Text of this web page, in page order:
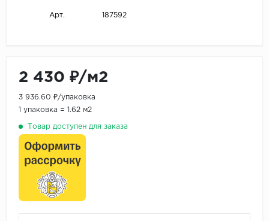
Арт. 187592
2 430 ₽/м2
3 936.60 ₽/упаковка
1 упаковка = 1.62 м2
Товар доступен для заказа